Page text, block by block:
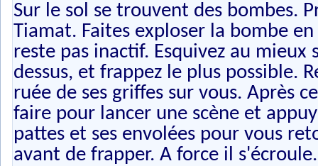
Sur le sol se trouvent des bombes.
Tiamat. Faites exploser la bombe
reste pas inactif. Esquivez au mieux
dessus, et frappez le plus possible.
ruée de ses griffes sur vous. Après
faire pour lancer une scène et
pattes et ses envolées pour vous
avant de frapper. A force il